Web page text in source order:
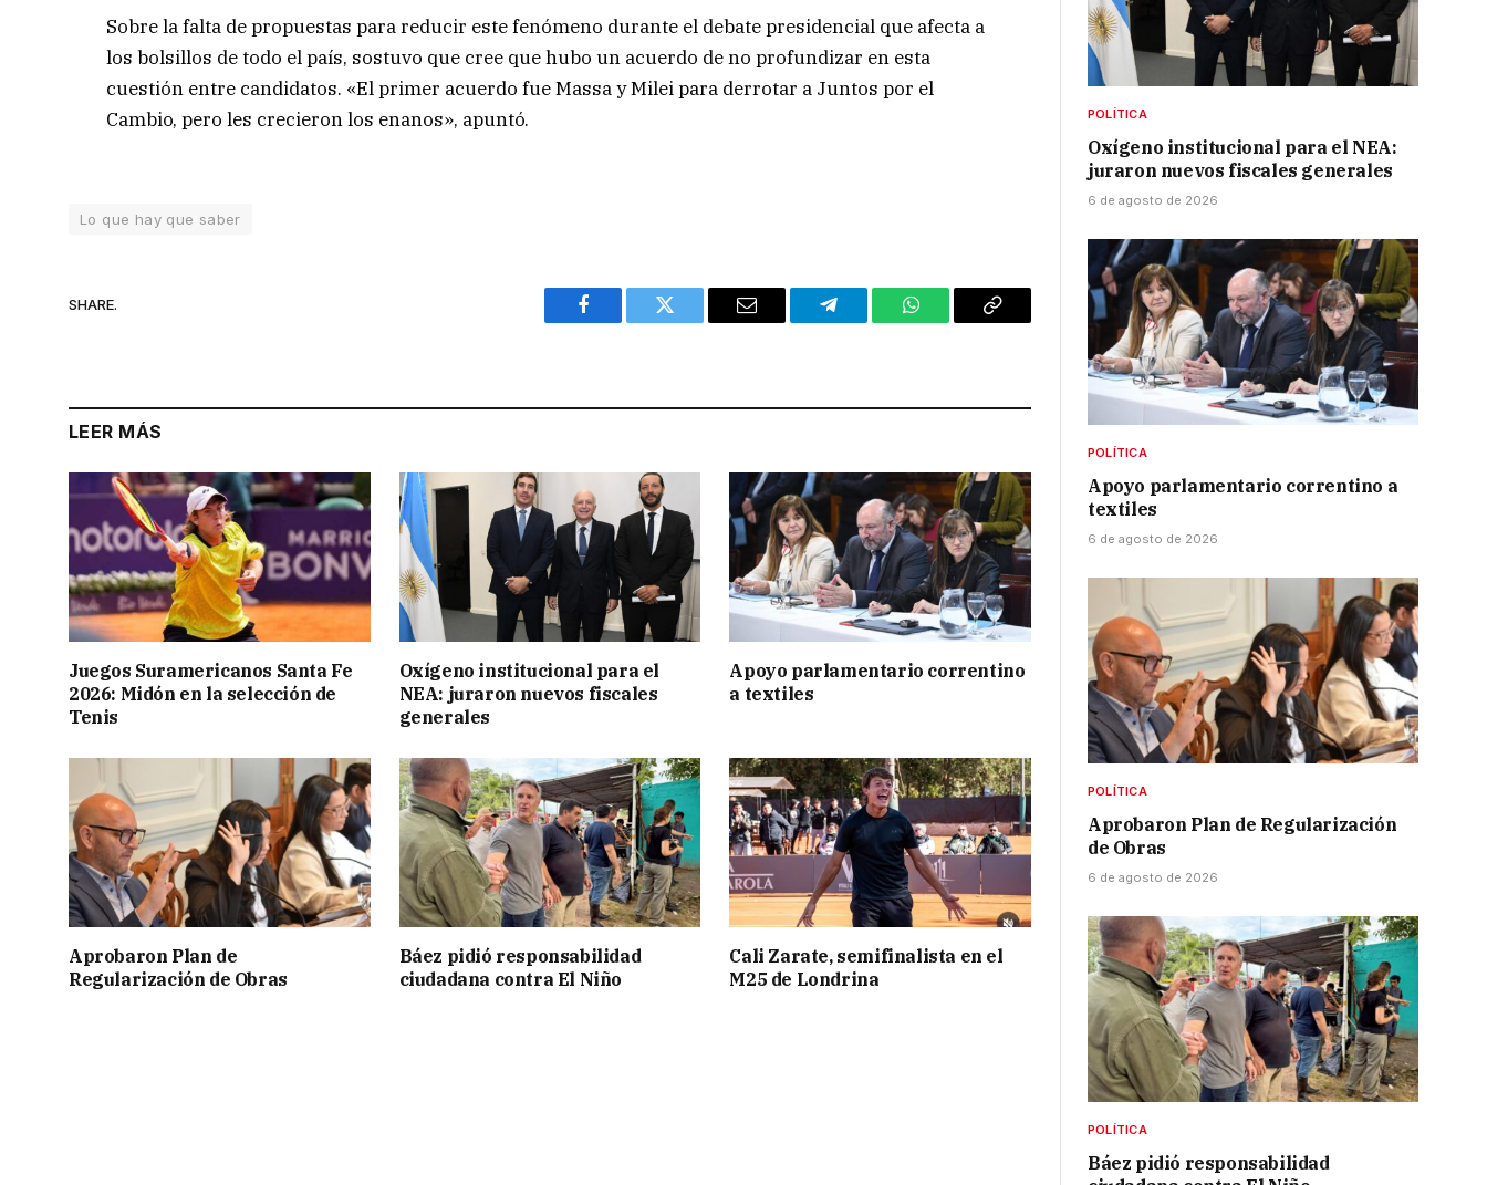
Sobre la falta de propuestas para reducir este fenómeno durante el debate presidencial que afecta a
los bolsillos de todo el país, sostuvo que cree que hubo un acuerdo de no profundizar en esta
cuestión entre candidatos. «El primer acuerdo fue Massa y Milei para derrotar a Juntos por el
Cambio, pero les crecieron los enanos», apuntó.
Lo que hay que saber
SHARE.
Facebook Twitter Email Telegram WhatsAppCopy
LEER MÁS
Juegos Suramericanos Santa Fe
2026: Midón en la selección de
Tenis
Oxígeno institucional para el
NEA: juraron nuevos fiscales
generales
Apoyo parlamentario correntino
a textiles
Aprobaron Plan de
Regularización de Obras
Báez pidió responsabilidad
ciudadana contra El Niño
Cali Zarate, semifinalista en el
M25 de Londrina
POLÍTICA
Oxígeno institucional para el NEA:
juraron nuevos fiscales generales
6 de agosto de 2026
POLÍTICA
Apoyo parlamentario correntino a
textiles
6 de agosto de 2026
POLÍTICA
Aprobaron Plan de Regularización
de Obras
6 de agosto de 2026
POLÍTICA
Báez pidió responsabilidad